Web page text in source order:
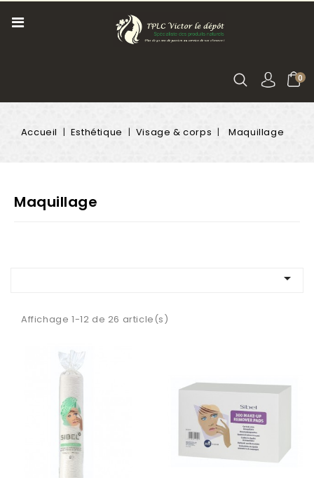
0
Accueil Esthétique Visage & corps Maquillage
Maquillage

Affichage 1-12 de 26 article(s)